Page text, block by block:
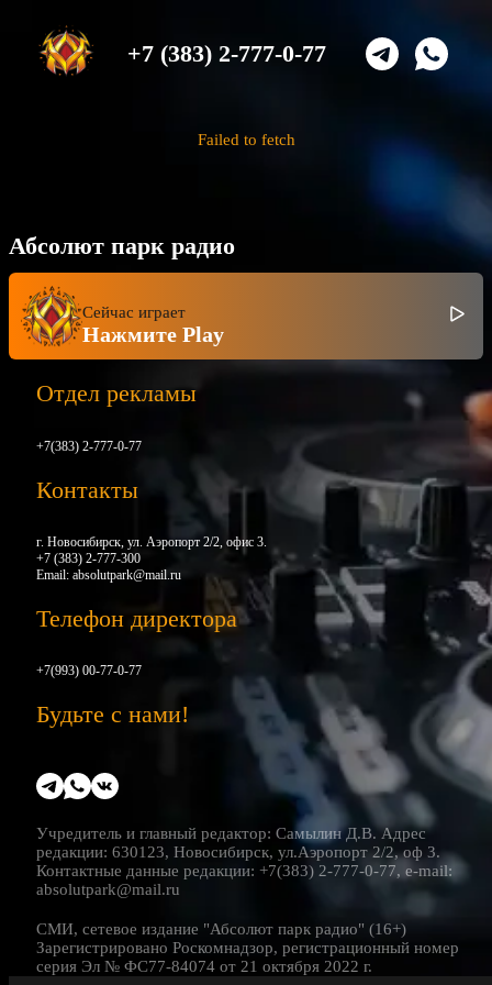
+7 (383) 2-777-0-77
Failed to fetch
Абсолют парк радио
Сейчас играет
Нажмите Play
Отдел рекламы
+7(383) 2-777-0-77
Контакты
г. Новосибирск, ул. Аэропорт 2/2, офис 3.
+7 (383) 2-777-300
Email: absolutpark@mail.ru
Телефон директора
+7(993) 00-77-0-77
Будьте с нами!
Учредитель и главный редактор: Самылин Д.В. Адрес
редакции: 630123, Новосибирск, ул.Аэропорт 2/2, оф 3.
Контактные данные редакции: +7(383) 2-777-0-77, e-mail:
absolutpark@mail.ru
СМИ, сетевое издание "Абсолют парк радио" (16+)
Зарегистрировано Роскомнадзор, регистрационный номер
серия Эл № ФС77-84074 от 21 октября 2022 г.